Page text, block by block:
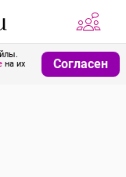
на их
Согласен